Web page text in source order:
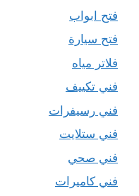
فتح ابواب
فتح سيارة
فلاتر مياه
فني تكييف
فني رسيفرات
فني ستلايت
فني صحي
فني كاميرات